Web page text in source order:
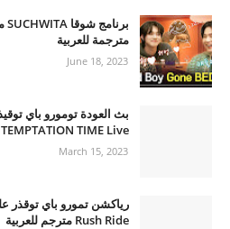
مترجمة للعربية
June 18, 2023
TEMPTATION TIME Live
March 15, 2023
Rush Ride مترجم للعربية